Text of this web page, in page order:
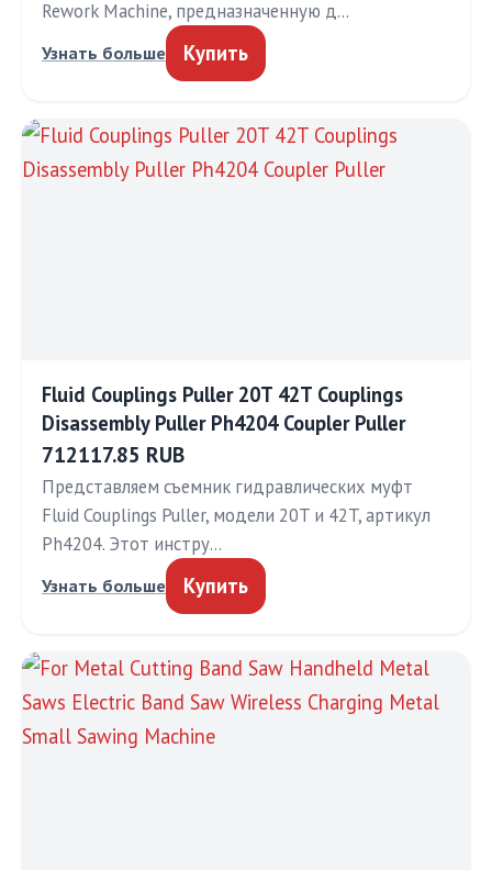
Rework Machine, предназначенную д…
Узнать больше Купить
Fluid Couplings Puller 20T 42T Couplings
Disassembly Puller Ph4204 Coupler Puller
712117.85 RUB
Представляем съемник гидравлических муфт
Fluid Couplings Puller, модели 20T и 42T, артикул
Ph4204. Этот инстру…
Узнать больше Купить